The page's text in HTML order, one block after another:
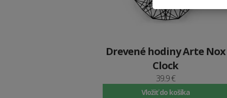
Drevené hodiny Arte Nox
Clock
39.9 €
Vložiť do košíka